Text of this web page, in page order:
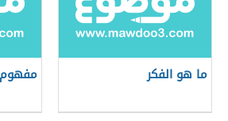
ما هو الفكر